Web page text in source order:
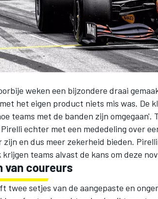
DTM
weken een bijzondere draai
het eigen product niets mis was. De
teams met de banden zijn omgegaan'.
echter met een mededeling over
zijn en dus meer zekerheid bieden.
teams alvast de kans om deze
van coureurs
twee setjes van de aangepaste en